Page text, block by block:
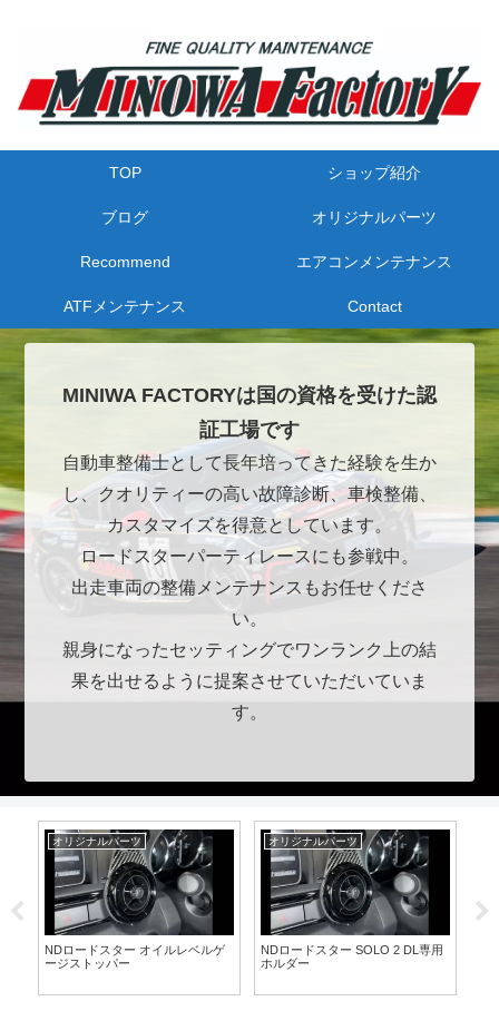
TOP ショップ紹介
ブログ オリジナルパーツ
Recommend エアコンメンテナンス
ATFメンテナンス Contact
MINIWA FACTORYは国の資格を受けた認
証工場です
自動車整備士として長年培ってきた経験を生か
し、クオリティーの高い故障診断、車検整備、
カスタマイズを得意としています。
ロードスターパーティレースにも参戦中。
出走車両の整備メンテナンスもお任せくださ
い。
親身になったセッティングでワンランク上の結
果を出せるように提案させていただいていま
す。
オリジナルパーツ
NDロードスター オイルレベルゲ
ージストッパー
オリジナルパーツ
NDロードスター SOLO 2 DL専用
ホルダー